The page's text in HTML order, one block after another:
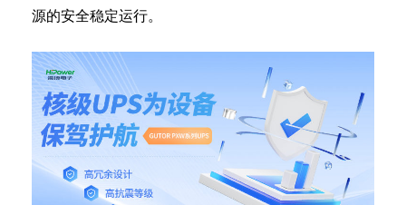
源的安全稳定运行。